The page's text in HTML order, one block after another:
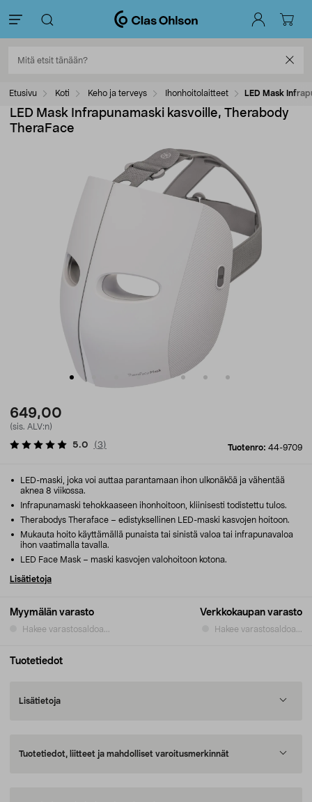
Etusivu Koti Keho ja terveys Ihonhoitolaitteet LED Mask
LED Mask Infrapunamaski kasvoille, Therabody
TheraFace
649,00
(sis. ALV:n)
Tuotenro: 44-9709
5.0 (3)
Myymälän varasto
Hakee varastosaldoa...
Verkkokaupan varasto
Hakee varastosaldoa...
LED-maski, joka voi auttaa parantamaan ihon ulkonäköä ja vähentää
aknea 8 viikossa.
Infrapunamaski tehokkaaseen ihonhoitoon, kliinisesti todistettu tulos.
Therabodys Theraface – edistyksellinen LED-maski kasvojen hoitoon.
Mukauta hoito käyttämällä punaista tai sinistä valoa tai infrapunavaloa
ihon vaatimalla tavalla.
LED Face Mask – maski kasvojen valohoitoon kotona.
Lisätietoja
Tuotetiedot
Lisätietoja
Tuotetiedot, liitteet ja mahdolliset varoitusmerkinnät